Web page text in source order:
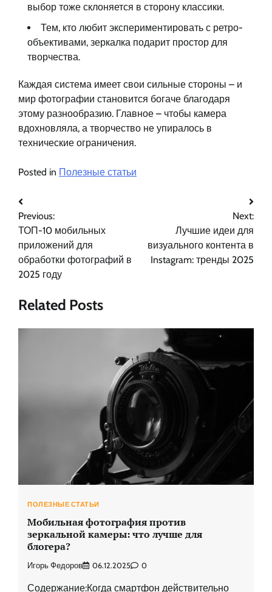
выбор тоже склоняется в сторону классики.
Тем, кто любит экспериментировать с ретро-
объективами, зеркалка подарит простор для
творчества.
Каждая система имеет свои сильные стороны – и
мир фотографии становится богаче благодаря
этому разнообразию. Главное – чтобы камера
вдохновляла, а творчество не упиралось в
технические ограничения.
Posted in Полезные статьи
Навигация
по
записям
Previous:
ТОП-10 мобильных
приложений для
обработки фотографий в
2025 году
Next:
Лучшие идеи для
визуального контента в
Instagram: тренды 2025
Related Posts
ПОЛЕЗНЫЕ СТАТЬИ
Мобильная фотография против
зеркальной камеры: что лучше для
блогера?
Игорь Федоров 06.12.2025 0
Содержание:Когда смартфон действительно